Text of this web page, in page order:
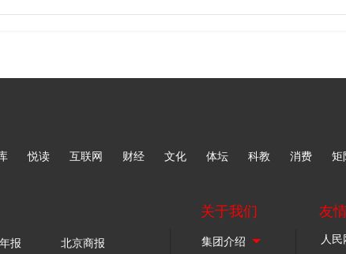
悦读 互联网 财经 文化 体坛 科教 消费 矩
报
北京商报
关于我们 友
人民